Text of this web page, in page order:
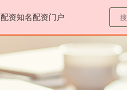
配资知名配资门户